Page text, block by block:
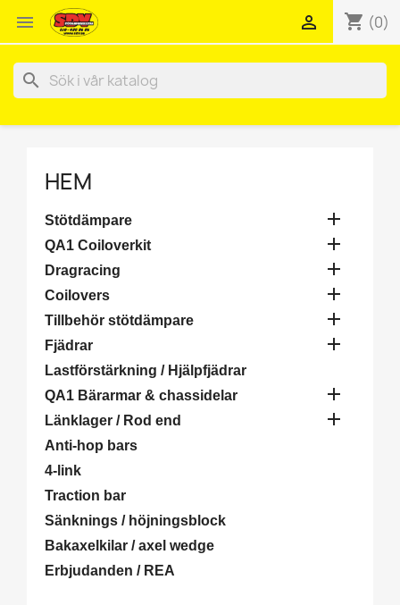
 shopping_cart (0)

search
HEM
Stötdämpare 
QA1 Coiloverkit 
Dragracing 
Coilovers 
Tillbehör stötdämpare 
Fjädrar 
Lastförstärkning / Hjälpfjädrar
QA1 Bärarmar & chassidelar

Länklager / Rod end 
Anti-hop bars
4-link
Traction bar
Sänknings / höjningsblock
Bakaxelkilar / axel wedge
Erbjudanden / REA